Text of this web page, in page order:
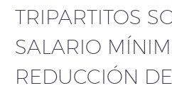
TRIPARTITOS
SALARIO
REDUCCIÓN